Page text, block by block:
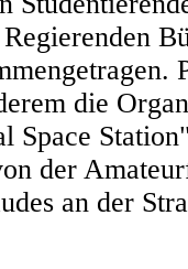
die
Space
der
an der